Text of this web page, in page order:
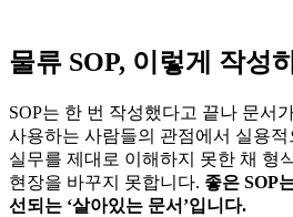
물류 SOP, 이렇게 작성
SOP는 한 번 작성했다고 끝나 문서
사용하는 사람들의 관점에서 실용
실무를 제대로 이해하지 못한 채 형
현장을 바꾸지 못합니다. 좋은 SOP
선되는 ‘살아있는 문서’입니다.